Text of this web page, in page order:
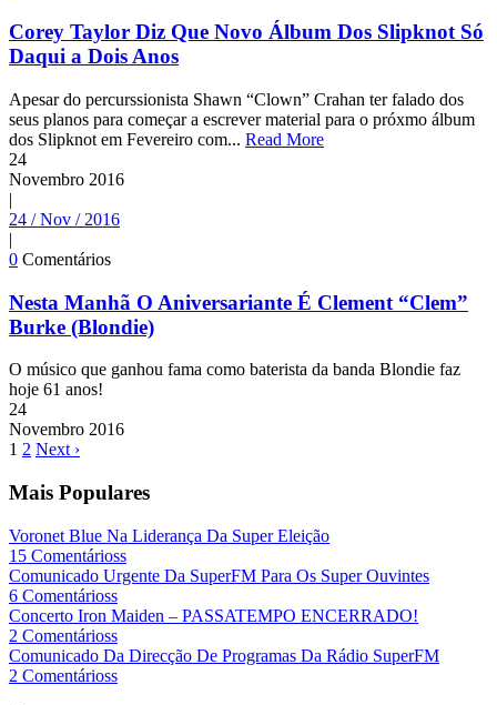
Corey Taylor Diz Que Novo Álbum Dos Slipknot Só
Daqui a Dois Anos
Apesar do percurssionista Shawn “Clown” Crahan ter falado dos
seus planos para começar a escrever material para o próxmo álbum
dos Slipknot em Fevereiro com... Read More
24
Novembro 2016
|
24 / Nov / 2016
|
0 Comentários
Nesta Manhã O Aniversariante É Clement “Clem”
Burke (Blondie)
O músico que ganhou fama como baterista da banda Blondie faz
hoje 61 anos!
24
Novembro 2016
1 2 Next ›
Mais Populares
Voronet Blue Na Liderança Da Super Eleição
15 Comentárioss
Comunicado Urgente Da SuperFM Para Os Super Ouvintes
6 Comentárioss
Concerto Iron Maiden – PASSATEMPO ENCERRADO!
2 Comentárioss
Comunicado Da Direcção De Programas Da Rádio SuperFM
2 Comentárioss